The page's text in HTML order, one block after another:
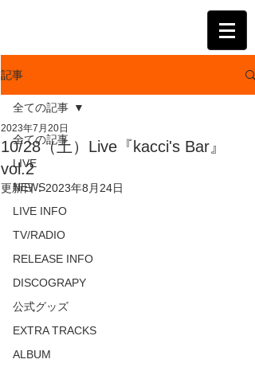
記事
全ての記事
LIVE
NEWS
LIVE INFO
TV/RADIO
RELEASE INFO
DISCOGRAPY
公式グッズ
EXTRA TRACKS
ALBUM
全ての記事
10/28（土）Live『kacci's Bar』
vol.2
2023年7月20日
更新日：2023年8月24日